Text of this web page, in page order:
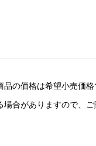
の価格は希望小売価
合がありますので、